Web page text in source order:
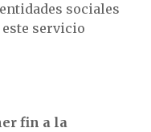
sociales
servicio
fin a la